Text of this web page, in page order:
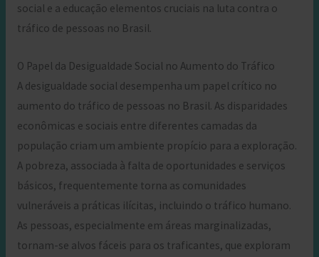
social e a educação elementos cruciais na luta contra o
tráfico de pessoas no Brasil.
O Papel da Desigualdade Social no Aumento do Tráfico
A desigualdade social desempenha um papel crítico no
aumento do tráfico de pessoas no Brasil. As disparidades
econômicas e sociais entre diferentes camadas da
população criam um ambiente propício para a exploração.
A pobreza, associada à falta de oportunidades e serviços
básicos, frequentemente torna as comunidades
vulneráveis a práticas ilícitas, incluindo o tráfico humano.
As pessoas, especialmente em áreas marginalizadas,
tornam-se alvos fáceis para os traficantes, que exploram